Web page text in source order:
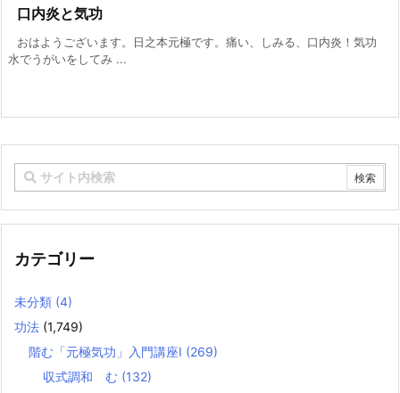
口内炎と気功
おはようございます。日之本元極です。痛い、しみる、口内炎！気功
水でうがいをしてみ ...
カテゴリー
未分類 (4)
功法 (1,749)
階む「元極気功」入門講座Ⅰ (269)
収式調和 む (132)